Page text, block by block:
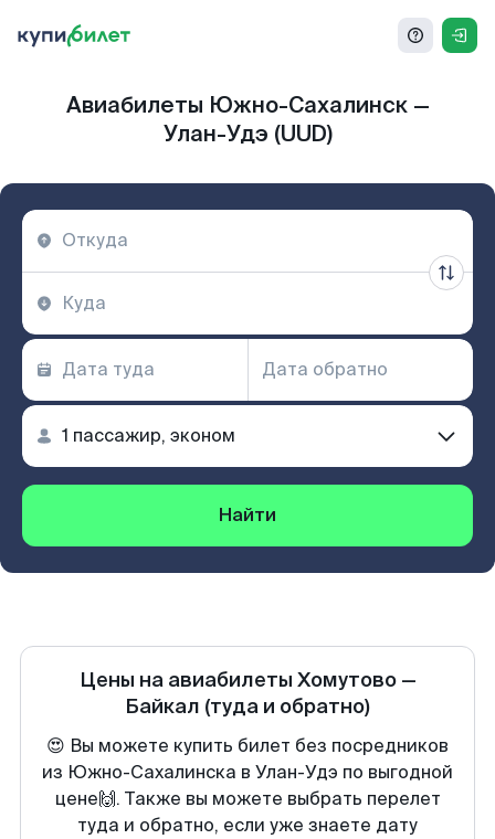
Авиабилеты Южно-Сахалинск —
Улан-Удэ (UUD)
Найти
Цены на авиабилеты Хомутово—
Байкал (туда и обратно)
😍 Вы можете купить билет без посредников
из Южно-Сахалинска в Улан-Удэ по выгодной
цене🙌. Также вы можете выбрать перелет
туда и обратно, если уже знаете дату